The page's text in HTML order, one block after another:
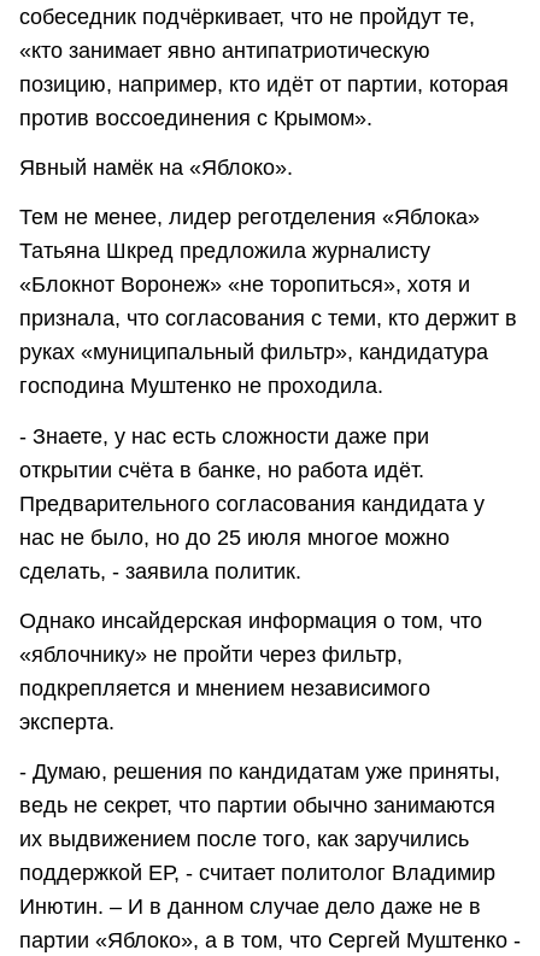
собеседник подчёркивает, что не пройдут те,
«кто занимает явно антипатриотическую
позицию, например, кто идёт от партии, которая
против воссоединения с Крымом».
Явный намёк на «Яблоко».
Тем не менее, лидер реготделения «Яблока»
Татьяна Шкред предложила журналисту
«Блокнот Воронеж» «не торопиться», хотя и
признала, что согласования с теми, кто держит в
руках «муниципальный фильтр», кандидатура
господина Муштенко не проходила.
- Знаете, у нас есть сложности даже при
открытии счёта в банке, но работа идёт.
Предварительного согласования кандидата у
нас не было, но до 25 июля многое можно
сделать, - заявила политик.
Однако инсайдерская информация о том, что
«яблочнику» не пройти через фильтр,
подкрепляется и мнением независимого
эксперта.
- Думаю, решения по кандидатам уже приняты,
ведь не секрет, что партии обычно занимаются
их выдвижением после того, как заручились
поддержкой ЕР, - считает политолог Владимир
Инютин. – И в данном случае дело даже не в
партии «Яблоко», а в том, что Сергей Муштенко -